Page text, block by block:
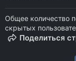
Общее количество
скрытых
Поделиться